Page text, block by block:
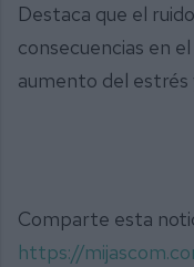
Destaca que el
consecuencias en
aumento del estrés
Comparte esta
https://